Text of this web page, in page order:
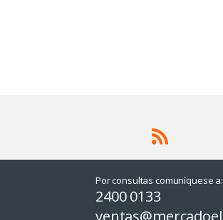
Por consultas comuníquese a:
2400 0133